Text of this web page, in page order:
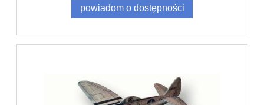
powiadom o dostępności